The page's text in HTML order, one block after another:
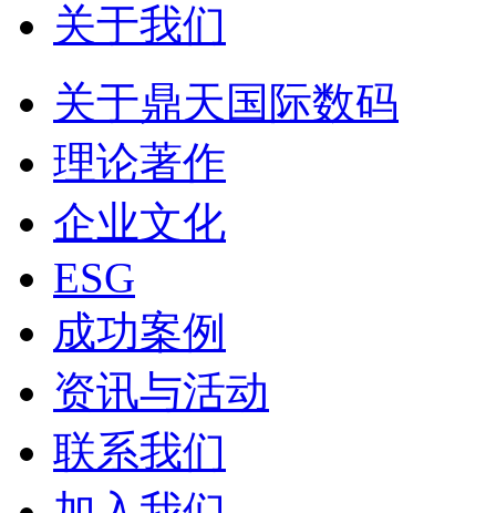
关于我们
关于鼎天国际数码
理论著作
企业文化
ESG
成功案例
资讯与活动
联系我们